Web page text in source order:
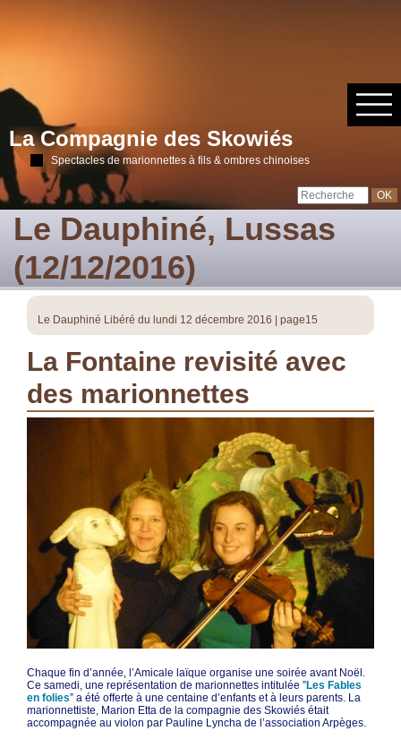
La Compagnie des Skowiés
Spectacles de marionnettes à fils & ombres chinoises
Le Dauphiné, Lussas
(12/12/2016)
Le Dauphiné Libéré du lundi 12 décembre 2016 | page15
La Fontaine revisité avec
des marionnettes
Chaque fin d’année, l’Amicale laïque organise une soirée avant Noël.
Ce samedi, une représentation de marionnettes intitulée ”Les Fables
en folies” a été offerte à une centaine d’enfants et à leurs parents. La
marionnettiste, Marion Etta de la compagnie des Skowiés était
accompagnée au violon par Pauline Lyncha de l’association Arpèges.